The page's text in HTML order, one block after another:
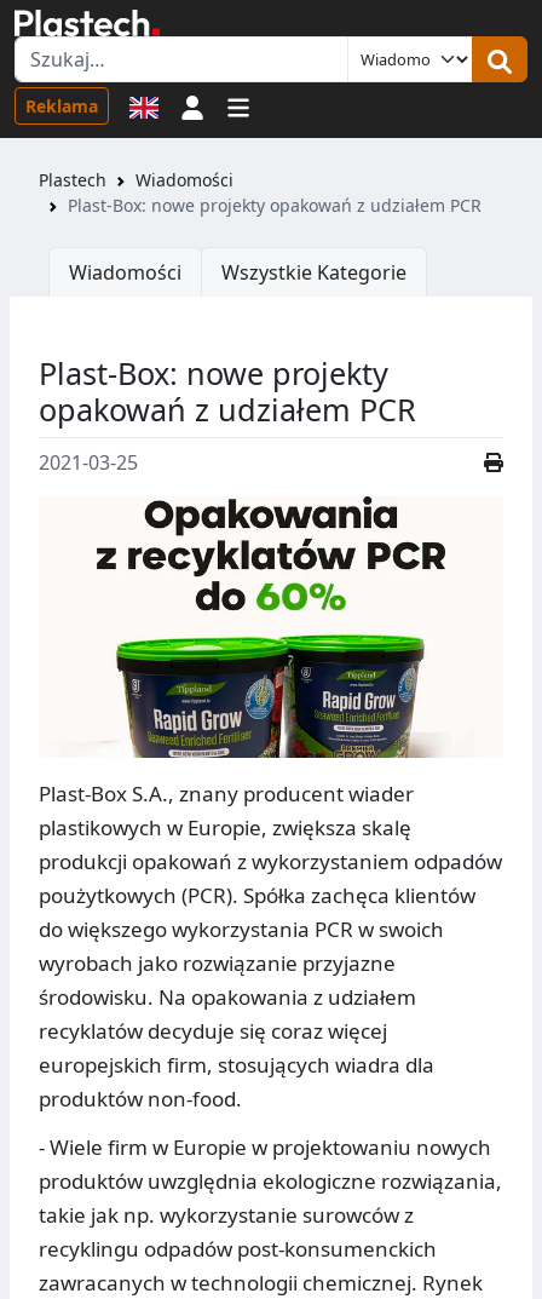
Reklama Logowanie
Plastech
Wiadomości
Plast-Box: nowe projekty opakowań z udziałem PCR
Wiadomości Wszystkie Kategorie
Plast-Box: nowe projekty
opakowań z udziałem PCR
2021-03-25
Plast-Box S.A., znany producent wiader
plastikowych w Europie, zwiększa skalę
produkcji opakowań z wykorzystaniem odpadów
poużytkowych (PCR). Spółka zachęca klientów
do większego wykorzystania PCR w swoich
wyrobach jako rozwiązanie przyjazne
środowisku. Na opakowania z udziałem
recyklatów decyduje się coraz więcej
europejskich firm, stosujących wiadra dla
produktów non-food.
- Wiele firm w Europie w projektowaniu nowych
produktów uwzględnia ekologiczne rozwiązania,
takie jak np. wykorzystanie surowców z
recyklingu odpadów post-konsumenckich
zawracanych w technologii chemicznej. Rynek